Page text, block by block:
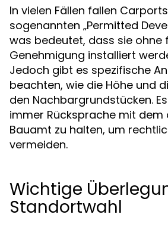
In vielen Fällen fallen
sogenannten „Permitted
was bedeutet, dass sie ohne
Genehmigung installiert
Jedoch gibt es spezifische
beachten, wie die Höhe und
den Nachbargrundstücken.
immer Rücksprache mit dem
Bauamt zu halten, um
vermeiden.
Wichtige
Standortwahl